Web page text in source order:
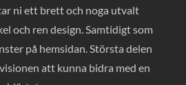
ni ett brett och noga utvalt
och ren design. Samtidigt som
på hemsidan. Största delen
att kunna bidra med en